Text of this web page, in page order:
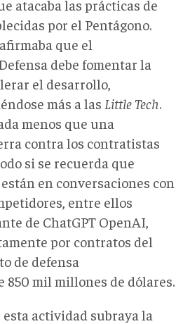
atacaba las prácticas de
por el Pentágono.
que el
debe fomentar la
el desarrollo,
más a las Little Tech.
menos que una
contra los contratistas
si se recuerda que
en conversaciones con
entre ellos
de ChatGPT OpenAI,
por contratos del
de defensa
850 mil millones de dólares.
actividad subraya la